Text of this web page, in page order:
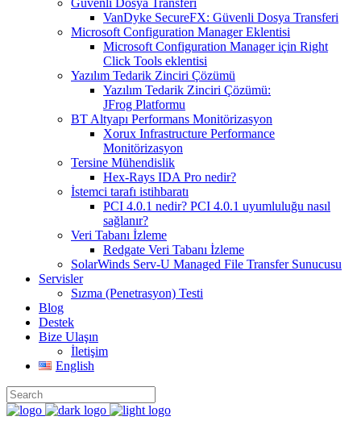
Güvenli Dosya Transferi
VanDyke SecureFX: Güvenli Dosya Transferi
Microsoft Configuration Manager Eklentisi
Microsoft Configuration Manager için Right
Click Tools eklentisi
Yazılım Tedarik Zinciri Çözümü
Yazılım Tedarik Zinciri Çözümü:
JFrog Platformu
BT Altyapı Performans Monitörizasyon
Xorux Infrastructure Performance
Monitörizasyon
Tersine Mühendislik
Hex-Rays IDA Pro nedir?
İstemci tarafı istihbaratı
PCI 4.0.1 nedir? PCI 4.0.1 uyumluluğu nasıl
sağlanır?
Veri Tabanı İzleme
Redgate Veri Tabanı İzleme
SolarWinds Serv-U Managed File Transfer Sunucusu
Servisler
Sızma (Penetrasyon) Testi
Blog
Destek
Bize Ulaşın
İletişim
English